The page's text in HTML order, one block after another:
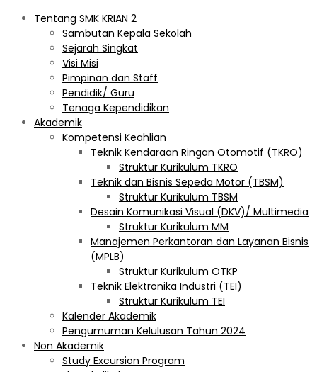
Tentang SMK KRIAN 2
Sambutan Kepala Sekolah
Sejarah Singkat
Visi Misi
Pimpinan dan Staff
Pendidik/ Guru
Tenaga Kependidikan
Akademik
Kompetensi Keahlian
Teknik Kendaraan Ringan Otomotif (TKRO)
Struktur Kurikulum TKRO
Teknik dan Bisnis Sepeda Motor (TBSM)
Struktur Kurikulum TBSM
Desain Komunikasi Visual (DKV)/ Multimedia
Struktur Kurikulum MM
Manajemen Perkantoran dan Layanan Bisnis
(MPLB)
Struktur Kurikulum OTKP
Teknik Elektronika Industri (TEI)
Struktur Kurikulum TEI
Kalender Akademik
Pengumuman Kelulusan Tahun 2024
Non Akademik
Study Excursion Program